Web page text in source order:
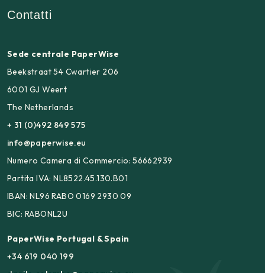
Contatti
Sede centrale PaperWise
Beekstraat 54 Cwartier 206
6001 GJ Weert
The Netherlands
+ 31 (0)492 849 575
info@paperwise.eu
Numero Camera di Commercio: 56662939
Partita IVA: NL8522.45.130.B01
IBAN: NL96 RABO 0169 2930 09
BIC: RABONL2U
PaperWise Portugal & Spain
+34 619 040 199